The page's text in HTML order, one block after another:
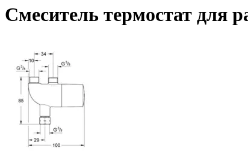
Смеситель термостат для